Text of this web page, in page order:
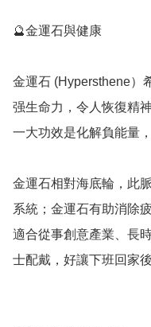
🔮金運石與健康
金運石 (Hypersthene）
强生命力，令人恢復精
一大功效是化解負能量
金運石相對海底輪，此
系統；金運石有助消除
適合從事創意產業、長
士配戴，好讓下班回家